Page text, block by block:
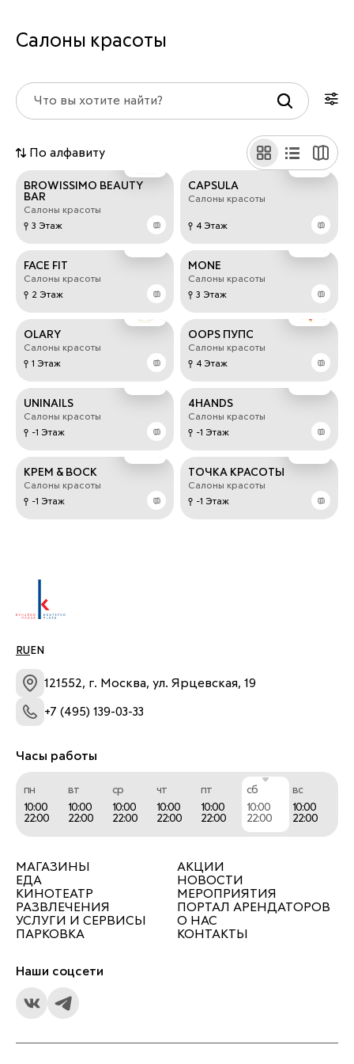
Салоны красоты
По алфавиту
BROWISSIMO BEAUTY
BAR
Салоны красоты
3 Этаж
CAPSULA
Салоны красоты
4 Этаж
FACE FIT
Салоны красоты
2 Этаж
MONE
Салоны красоты
3 Этаж
OLARY
Салоны красоты
1 Этаж
OOPS ПУПС
Салоны красоты
4 Этаж
UNINAILS
Салоны красоты
-1 Этаж
4HANDS
Салоны красоты
-1 Этаж
КРЕМ & ВОСК
Салоны красоты
-1 Этаж
ТОЧКА КРАСОТЫ
Салоны красоты
-1 Этаж
RU EN
121552, г. Москва, ул. Ярцевская, 19
+7 (495) 139-03-33
Часы работы
пн
10:00
22:00
вт
10:00
22:00
ср
10:00
22:00
чт
10:00
22:00
пт
10:00
22:00
сб
10:00
22:00
вс
10:00
22:00
МАГАЗИНЫ
ЕДА
КИНОТЕАТР
РАЗВЛЕЧЕНИЯ
УСЛУГИ И СЕРВИСЫ
ПАРКОВКА
АКЦИИ
НОВОСТИ
МЕРОПРИЯТИЯ
ПОРТАЛ АРЕНДАТОРОВ
О НАС
КОНТАКТЫ
Наши соцсети